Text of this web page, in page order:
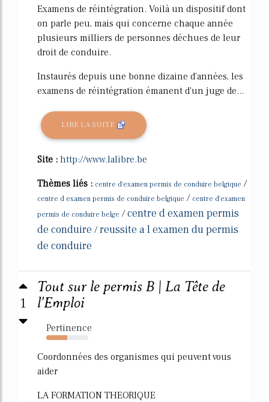
Examens de réintégration. Voilà un dispositif dont
on parle peu, mais qui concerne chaque année
plusieurs milliers de personnes déchues de leur
droit de conduire.
Instaurés depuis une bonne dizaine d'années, les
examens de réintégration émanent d'un juge de...
LIRE LA SUITE
Site : http://www.lalibre.be
Thèmes liés : centre d'examen permis de conduire belgique /
centre d examen permis de conduire belgique / centre d'examen
permis de conduire belge /centre d examen permis
de conduire /reussite a l examen du permis
de conduire
1
Tout sur le permis B | La Tête de
l'Emploi
Pertinence
50%
Coordonnées des organismes qui peuvent vous
aider
LA FORMATION THEORIQUE